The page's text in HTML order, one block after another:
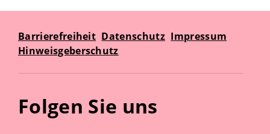
Barrierefreiheit Datenschutz Impressum
Hinweisgeberschutz
Folgen Sie uns